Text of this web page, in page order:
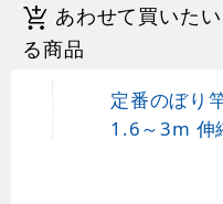
あわせて買いた
る商品
定番のぼり
1.6～3m